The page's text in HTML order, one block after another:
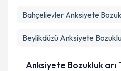
Bahçelievler Anksiyete
Beylikdüzü Anksiyete
Anksiyete Bozuklukları